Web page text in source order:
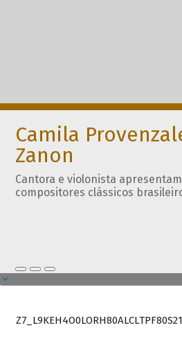
Camila
Zanon
Cantora e violonista
compositores clássicos
Z7_L9KEH4O0LORH80ALCLTPF80S21